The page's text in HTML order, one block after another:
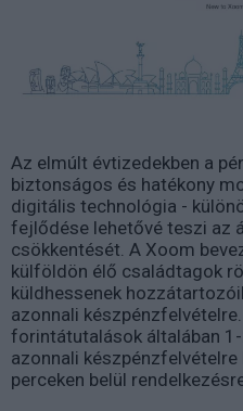
Az elmúlt évtizedekben a
biztonságos és hatékony
digitális technológia -
fejlődése lehetővé teszi az
csökkentését. A Xoom
külföldön élő családtagok
küldhessenek
azonnali
forintátutalások általában
azonnali
perceken belül